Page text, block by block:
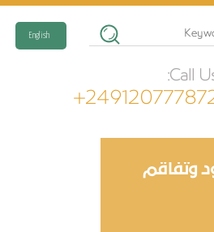
English
Call
وتفاقم